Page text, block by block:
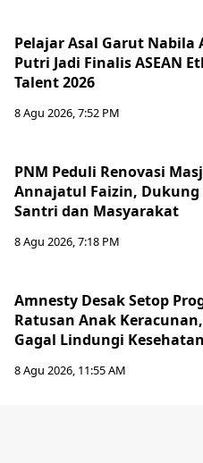
Pelajar Asal Garut Nabila
Putri Jadi Finalis ASEAN
Talent 2026
8 Agu 2026, 7:52 PM
PNM Peduli Renovasi
Annajatul Faizin,
Santri dan Masyarakat
8 Agu 2026, 7:18 PM
Amnesty Desak Setop
Ratusan Anak
Gagal Lindungi
8 Agu 2026, 11:55 AM